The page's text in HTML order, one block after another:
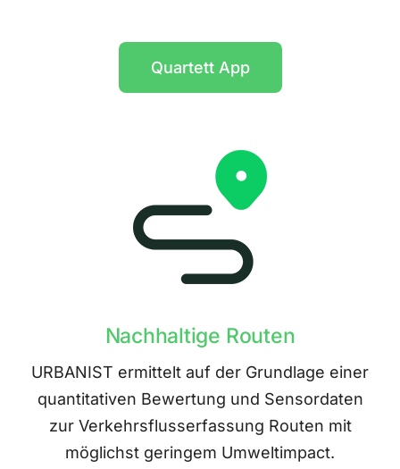
Quartett App
Nachhaltige Routen
URBANIST ermittelt auf der Grundlage einer
quantitativen Bewertung und Sensordaten
zur Verkehrsflusserfassung Routen mit
möglichst geringem Umweltimpact.